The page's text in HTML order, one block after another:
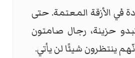
في الأزقة المعتمة. حتى
حزينة، رجال صامتون
ينتظرون شيئًا لن يأتي.